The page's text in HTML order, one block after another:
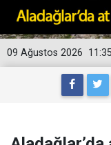
09 Ağustos 2026